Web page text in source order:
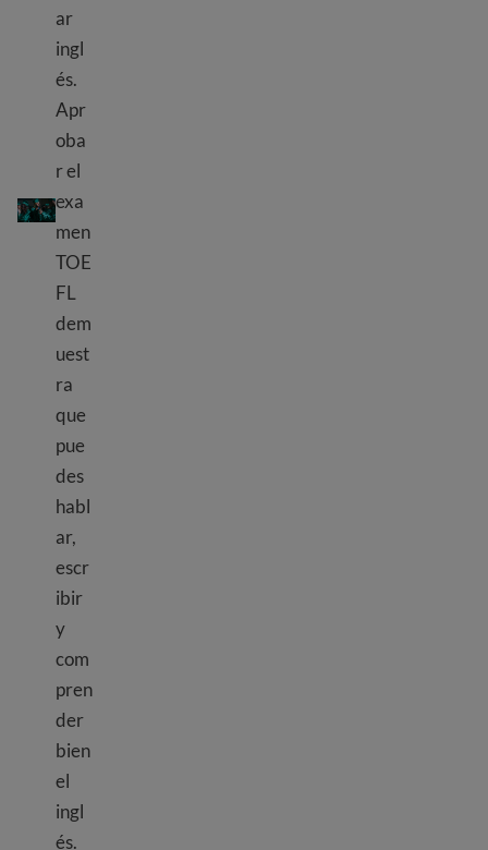
ar
ingl
és.
Apr
oba
r el
exa
men
TOE
FL
dem
uest
ra
que
pue
des
habl
ar,
escr
ibir
y
com
pren
der
bien
el
ingl
és.